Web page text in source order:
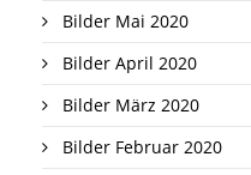
Bilder Mai 2020
Bilder April 2020
Bilder März 2020
Bilder Februar 2020